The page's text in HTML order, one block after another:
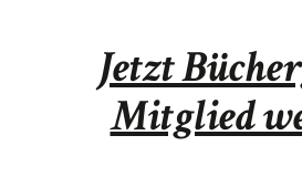
Jetzt
Mitglied